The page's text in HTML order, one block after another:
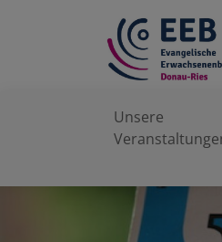
Unsere